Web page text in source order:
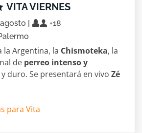
VITA VIERNES
|
+18
la Argentina, la Chismoteka, la
de perreo intenso y
duro. Se presentará en vivo Zé
para Vita